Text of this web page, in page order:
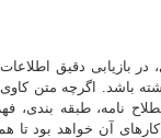
بازیابی دقیق اطلاعات
باشد. اگرچه متن
نامه، طبقه
کارهای آن خواهد بود